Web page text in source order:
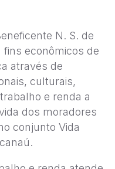
N. S. de
econômicos de
através de
culturais,
e renda a
dos moradores
conjunto Vida